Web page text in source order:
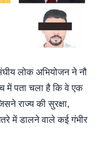
लोक अभियोजन ने नौ
में पता चला है कि वे एक
राज्य की सुरक्षा,
में डालने वाले कई गंभीर